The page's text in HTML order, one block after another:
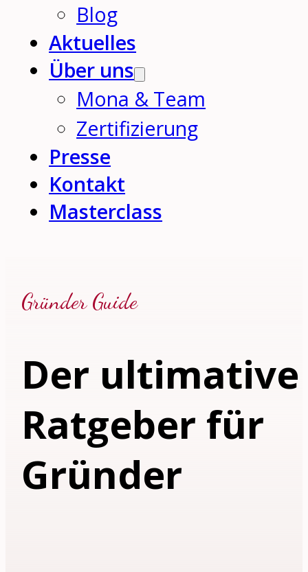
Blog
Aktuelles
Über uns
Mona & Team
Zertifizierung
Presse
Kontakt
Masterclass
Gründer Guide
Der ultimative
Ratgeber für
Gründer